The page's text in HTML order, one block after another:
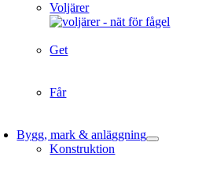
Voljärer
Get
Får
Bygg, mark & anläggning
Konstruktion